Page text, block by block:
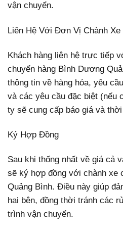
vận chuyển.
Liên Hệ Với Đơn Vị Chành Xe
Khách hàng liên hệ trực tiếp
chuyển hàng Bình Dương
thông tin về hàng hóa, yêu
và các yêu cầu đặc biệt (nếu
ty sẽ cung cấp báo giá và
Ký Hợp Đồng
Sau khi thống nhất về giá cả
sẽ ký hợp đồng với chành xe
Quảng Bình. Điều này giúp
hai bên, đồng thời tránh các
trình vận chuyển.